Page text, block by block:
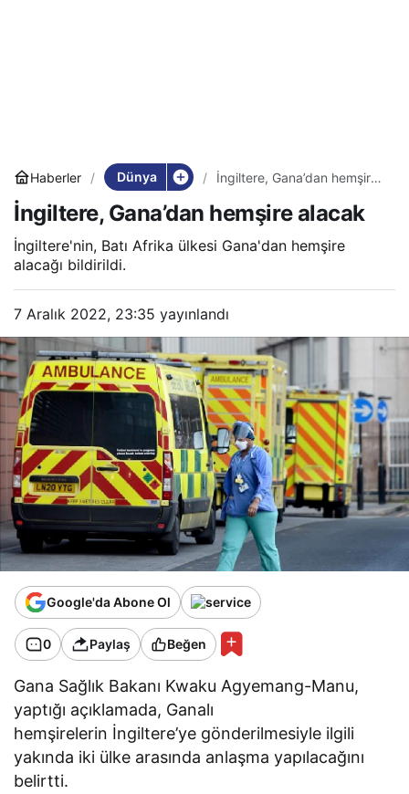
Haberler Dünya
İngiltere, Gana’dan hemşire
İngiltere, Gana’dan hemşire alacak
İngiltere'nin, Batı Afrika ülkesi Gana'dan hemşire
alacağı bildirildi.
7 Aralık 2022, 23:35 yayınlandı
Google'da Abone Ol
0 Paylaş Beğen
Gana Sağlık Bakanı Kwaku Agyemang-Manu,
yaptığı açıklamada, Ganalı
hemşirelerin İngiltere’ye gönderilmesiyle ilgili
yakında iki ülke arasında anlaşma yapılacağını
belirtti.